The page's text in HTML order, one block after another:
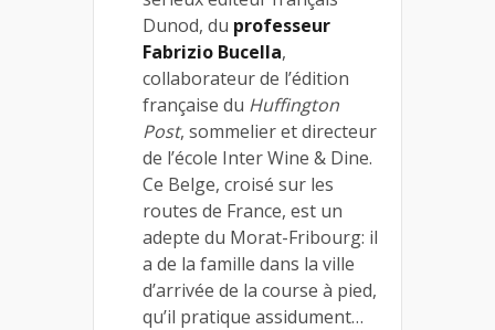
Dunod, du professeur
Fabrizio Bucella,
collaborateur de l’édition
française du Huffington
Post, sommelier et directeur
de l’école Inter Wine & Dine.
Ce Belge, croisé sur les
routes de France, est un
adepte du Morat-Fribourg: il
a de la famille dans la ville
d’arrivée de la course à pied,
qu’il pratique assidument…